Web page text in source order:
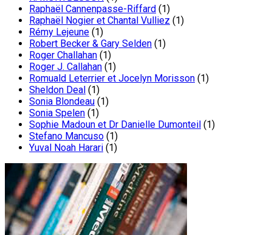
Raphaël Cannenpasse-Riffard (1)
Raphaël Nogier et Chantal Vulliez (1)
Rémy Lejeune (1)
Robert Becker & Gary Selden (1)
Roger Challahan (1)
Roger J. Callahan (1)
Romuald Leterrier et Jocelyn Morisson (1)
Sheldon Deal (1)
Sonia Blondeau (1)
Sonia Spelen (1)
Sophie Madoun et Dr Danielle Dumonteil (1)
Stefano Mancuso (1)
Yuval Noah Harari (1)